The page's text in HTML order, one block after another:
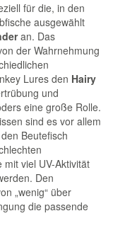
für die, in den
ausgewählt
an. Das
der Wahrnehmung
Lures den Hairy
und
eine große Rolle.
sind es vor allem
Beutefisch
viel UV-Aktivität
Den
„wenig“ über
die passende